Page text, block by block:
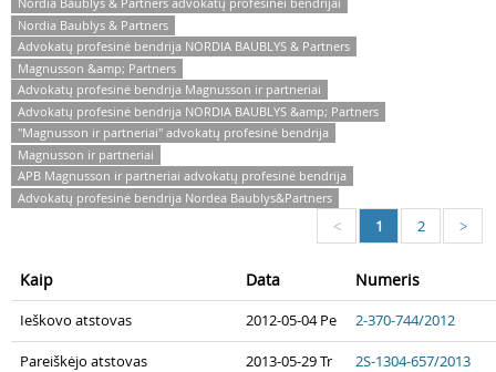
Nordia Baublys & Partners
Advokatų profesinė bendrija NORDIA BAUBLYS & Partners
Magnusson &amp; Partners
Advokatų profesinė bendrija Magnusson ir partneriai
Advokatų profesinė bendrija NORDIA BAUBLYS &amp; Partners
"Magnusson ir partneriai" advokatų profesinė bendrija
Magnusson ir partneriai
APB Magnusson ir partneriai advokatų profesinė bendrija
Advokatų profesinė bendrija Nordea Baublys&Partners
< 1 2 >
Kaip Data Numeris
Ieškovo atstovas 2012-05-04 Pe 2-370-744/2012
Pareiškėjo atstovas 2013-05-29 Tr 2S-1304-657/2013